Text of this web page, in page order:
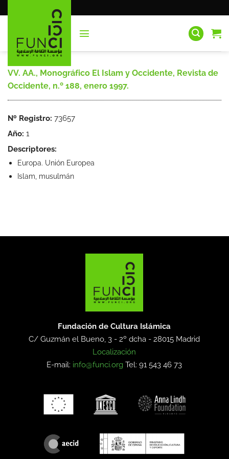
al
VV. AA., Monográfico El Islam y Occidente, Revista de
Occidente, n.º 188, enero 1997.
Nº Registro: 73657
Año: 1
Descriptores:
Europa. Unión Europea
Islam, musulmán
Fundación de Cultura Islámica
C/ Guzmán el Bueno, 3 - 2º dcha -28015 Madrid
Localización
E-mail: info@funci.org Tel: 91 543 46 73